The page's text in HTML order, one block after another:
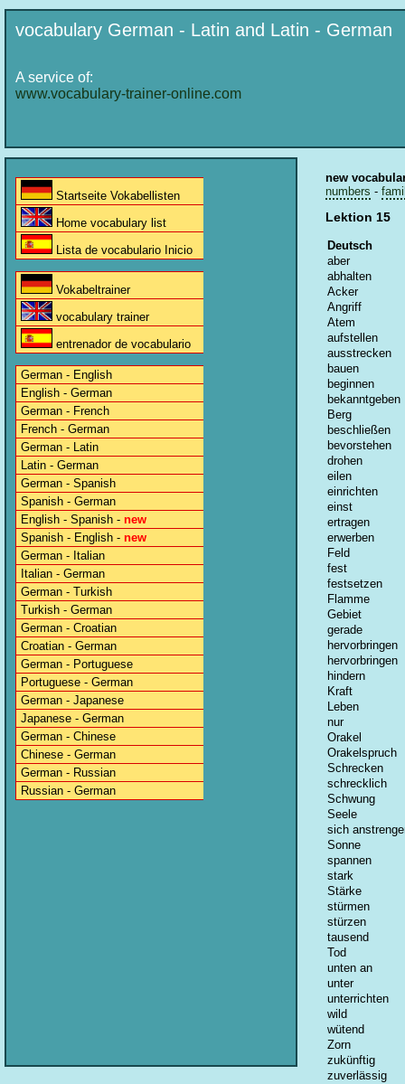
vocabulary German - Latin and Latin - German
A service of:
www.vocabulary-trainer-online.com
Startseite Vokabellisten
Home vocabulary list
Lista de vocabulario Inicio
Vokabeltrainer
vocabulary trainer
entrenador de vocabulario
German - English
English - German
German - French
French - German
German - Latin
Latin - German
German - Spanish
Spanish - German
English - Spanish - new
Spanish - English - new
German - Italian
Italian - German
German - Turkish
Turkish - German
German - Croatian
Croatian - German
German - Portuguese
Portuguese - German
German - Japanese
Japanese - German
German - Chinese
Chinese - German
German - Russian
Russian - German
new
numbers -
Lektion 15
Deutsch
aber
abhalten
Acker
Angriff
Atem
aufstellen
ausstrecken
bauen
beginnen
bekanntgeben
Berg
beschließen
bevorstehen
drohen
eilen
einrichten
einst
ertragen
erwerben
Feld
fest
festsetzen
Flamme
Gebiet
gerade
hervorbringen
hervorbringen
hindern
Kraft
Leben
nur
Orakel
Orakelspruch
Schrecken
schrecklich
Schwung
Seele
sich
Sonne
spannen
stark
Stärke
stürmen
stürzen
tausend
Tod
unten an
unter
unterrichten
wild
wütend
Zorn
zukünftig
zuverlässig